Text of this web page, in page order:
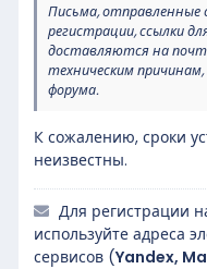
Письма, отправленные
регистрации, ссылки
доставляются на
техническим
форума.
К сожалению, сроки
неизвестны.
Для регистрации
используйте адреса
сервисов (Yandex,